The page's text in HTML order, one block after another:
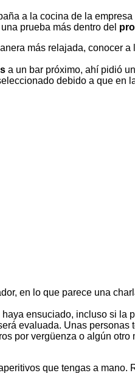
a la cocina de la
prueba más dentro del
más relajada, conocer
a un bar próximo, ahí pidió
debido a que en
en lo que parece una
ensuciado, incluso si la
evaluada. Unas personas
por vergüenza o algún otro
que tengas a mano.